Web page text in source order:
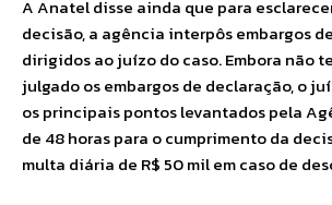
A Anatel disse ainda que para
decisão, a agência interpôs embargos
dirigidos ao juízo do caso. Embora não
julgado os embargos de declaração, o
os principais pontos levantados pela
de 48 horas para o cumprimento da
multa diária de R$ 50 mil em caso de